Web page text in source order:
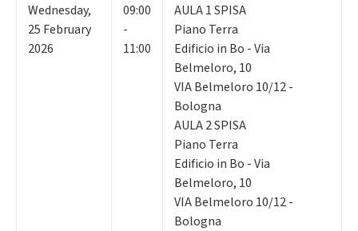
Wednesday,
25 February
2026
09:00
-
11:00
AULA 1 SPISA
Piano Terra
Edificio in Bo - Via
Belmeloro, 10
VIA Belmeloro 10/12 -
Bologna
AULA 2 SPISA
Piano Terra
Edificio in Bo - Via
Belmeloro, 10
VIA Belmeloro 10/12 -
Bologna